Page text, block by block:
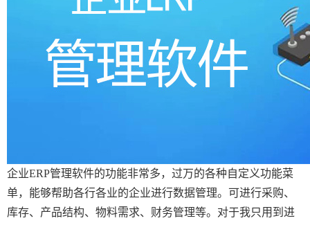
企业ERP管理软件的功能非常多，过万的各种自定义功能菜
单，能够帮助各行各业的企业进行数据管理。可进行采购、
库存、产品结构、物料需求、财务管理等。对于我只用到进